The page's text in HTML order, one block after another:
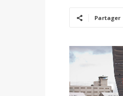
Partager